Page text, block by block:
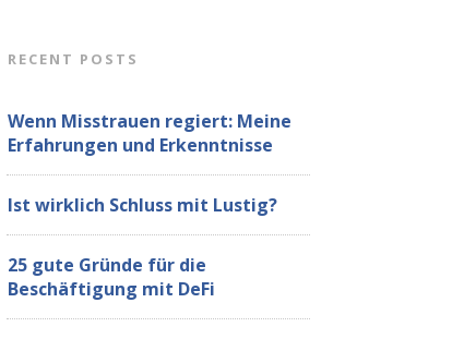
RECENT POSTS
Wenn Misstrauen regiert: Meine
Erfahrungen und Erkenntnisse
Ist wirklich Schluss mit Lustig?
25 gute Gründe für die
Beschäftigung mit DeFi